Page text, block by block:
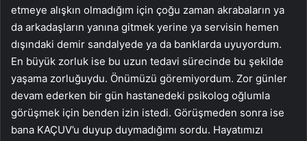
etmeye alışkın olmadığım için çoğu zaman akrabaların ya
da arkadaşların yanına gitmek yerine ya servisin hemen
dışındaki demir sandalyede ya da banklarda uyuyordum.
En büyük zorluk ise bu uzun tedavi sürecinde bu şekilde
yaşama zorluğuydu. Önümüzü göremiyordum. Zor günler
devam ederken bir gün hastanedeki psikolog oğlumla
görüşmek için benden izin istedi. Görüşmeden sonra ise
bana KAÇUV’u duyup duymadığımı sordu. Hayatımızı